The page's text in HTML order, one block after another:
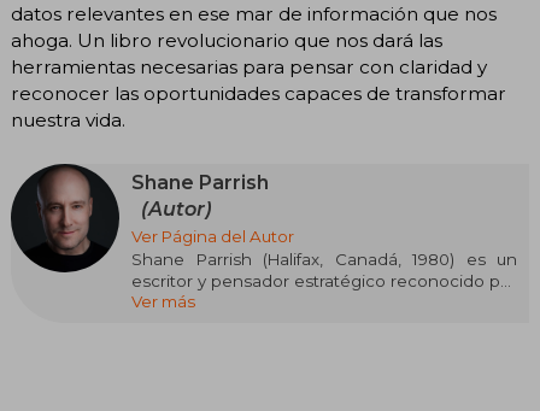
datos relevantes en ese mar de información que nos
ahoga. Un libro revolucionario que nos dará las
herramientas necesarias para pensar con claridad y
reconocer las oportunidades capaces de transformar
nuestra vida.
Shane Parrish
(Autor)
Ver Página del Autor
Shane Parrish (Halifax, Canadá, 1980) es un
escritor y pensador estratégico reconocido por
su labor en el análisis de la toma de decisiones y
Ver más